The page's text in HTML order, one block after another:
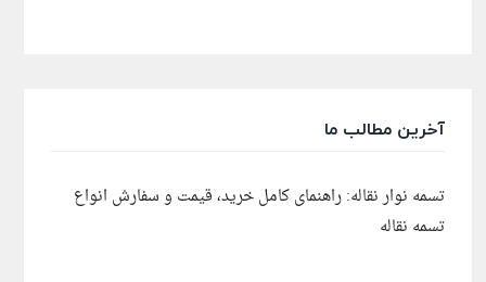
آخرین مطالب ما
تسمه نوار نقاله: راهنمای کامل خرید، قیمت و سفارش انواع
تسمه نقاله